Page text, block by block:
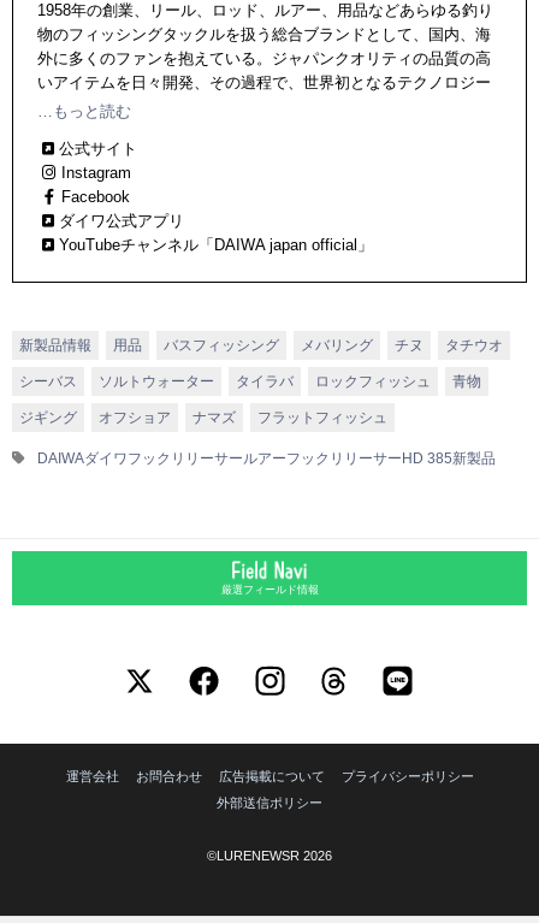
1958年の創業、リール、ロッド、ルアー、用品などあらゆる釣り
物のフィッシングタックルを扱う総合ブランドとして、国内、海
外に多くのファンを抱えている。ジャパンクオリティの品質の高
いアイテムを日々開発、その過程で、世界初となるテクノロジー
も数多く輩出している！
…もっと読む
公式サイト
Instagram
Facebook
ダイワ公式アプリ
YouTubeチャンネル「DAIWA japan official」
新製品情報 用品 バスフィッシング メバリング チヌ タチウオ
シーバス ソルトウォーター タイラバ ロックフィッシュ 青物
ジギング オフショア ナマズ フラットフィッシュ
DAIWAダイワフックリリーサールアーフックリリーサーHD 385新製品
厳選フィールド情報
運営会社 お問合わせ 広告掲載について
プライバシーポリシー
外部送信ポリシー
©LURENEWSR 2026